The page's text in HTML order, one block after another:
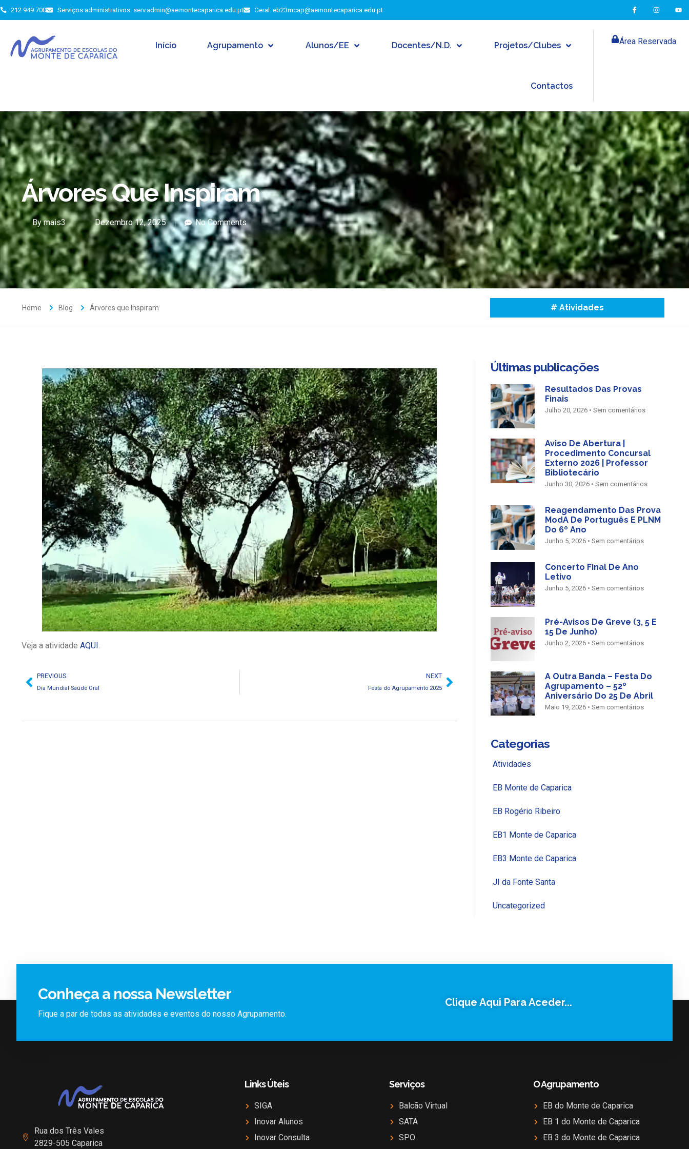
212 949 700 Serviços administrativos: serv.admin@aemontecaparica.edu.pt Geral: eb23mcap@aemontecaparica.edu.pt
Início Agrupamento Alunos/EE Docentes/N.D. Projetos/Clubes
Contactos
Área Reservada
Árvores Que Inspiram
Bymais3 Dezembro 12, 2025 No Comments
Home Blog Árvores que Inspiram #Atividades
Veja a atividade AQUI.
PREVIOUS
Dia Mundial Saúde Oral
NEXT
Festa do Agrupamento 2025
Últimas publicações
Resultados Das Provas
Finais
Julho 20, 2026 Sem comentários
Aviso De Abertura |
Procedimento Concursal
Externo 2026 | Professor
Bibliotecário
Junho 30, 2026 Sem comentários
Reagendamento Das Prova
ModA De Português E PLNM
Do 6º Ano
Junho 5, 2026 Sem comentários
Concerto Final De Ano
Letivo
Junho 5, 2026 Sem comentários
Pré-Avisos De Greve (3, 5 E
15 De Junho)
Junho 2, 2026 Sem comentários
A Outra Banda – Festa Do
Agrupamento – 52º
Aniversário Do 25 De Abril
Maio 19, 2026 Sem comentários
Categorias
Atividades
EB Monte de Caparica
EB Rogério Ribeiro
EB1 Monte de Caparica
EB3 Monte de Caparica
JI da Fonte Santa
Uncategorized
Conheça a nossa Newsletter
Fique a par de todas as atividades e eventos do nosso Agrupamento.
Clique Aqui Para Aceder...
Rua dos Três Vales
2829-505 Caparica
Links Úteis
SIGA
Inovar Alunos
Inovar Consulta
Serviços
Balcão Virtual
SATA
SPO
O Agrupamento
EB do Monte de Caparica
EB 1 do Monte de Caparica
EB 3 do Monte de Caparica